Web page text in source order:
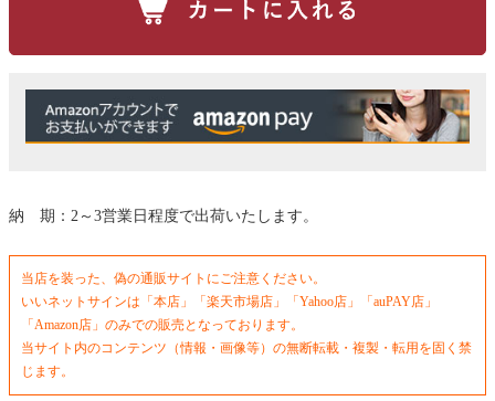
納 期：2～3営業日程度で出荷いたします。
当店を装った、偽の通販サイトにご注意ください。
いいネットサインは「本店」「楽天市場店」「Yahoo店」「auPAY店」
「Amazon店」のみでの販売となっております。
当サイト内のコンテンツ（情報・画像等）の無断転載・複製・転用を固く禁
じます。